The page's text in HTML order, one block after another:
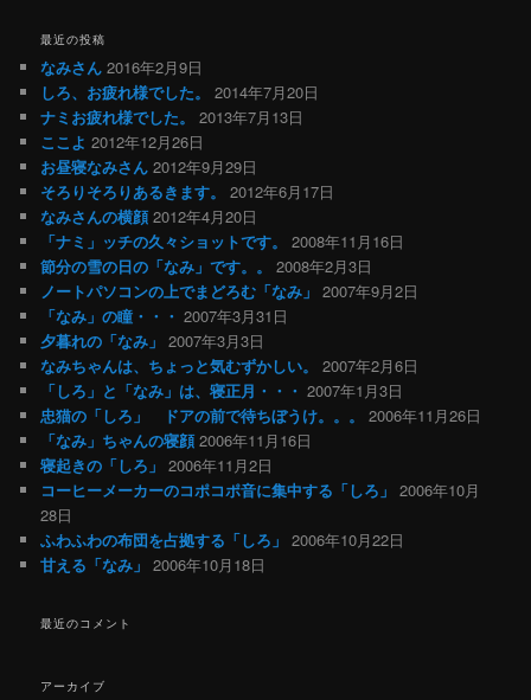
シ
ョ
ン
最近の投稿
なみさん 2016年2月9日
しろ、お疲れ様でした。
2014年7月20日
ナミお疲れ様でした。
2013年7月13日
ここよ 2012年12月26日
お昼寝なみさん 2012年9月29日
そろりそろりあるきます。
2012年6月17日
なみさんの横顔 2012年4月20日
「ナミ」ッチの久々ショットです。
2008年11月16日
節分の雪の日の「なみ」です。。
2008年2月3日
ノートパソコンの上でまどろむ「なみ」 2007年9月2日
「なみ」の瞳・・・ 2007年3月31日
夕暮れの「なみ」 2007年3月3日
なみちゃんは、ちょっと気むずかしい。
2007年2月6日
「しろ」と「なみ」は、寝正月・・・ 2007年1月3日
忠猫の「しろ」 ドアの前で待ちぼうけ。。。
2006年11月26日
「なみ」ちゃんの寝顔 2006年11月16日
寝起きの「しろ」 2006年11月2日
コーヒーメーカーのコポコポ音に集中する「しろ」 2006年10月
28日
ふわふわの布団を占拠する「しろ」 2006年10月22日
甘える「なみ」 2006年10月18日
最近のコメント
アーカイブ